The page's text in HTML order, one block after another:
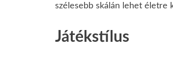
szélesebb skálán lehet életre
Játékstílus